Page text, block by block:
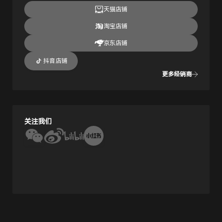
天猫店铺
淘宝店铺
京东店铺
抖音店铺
更多经销商
关注我们